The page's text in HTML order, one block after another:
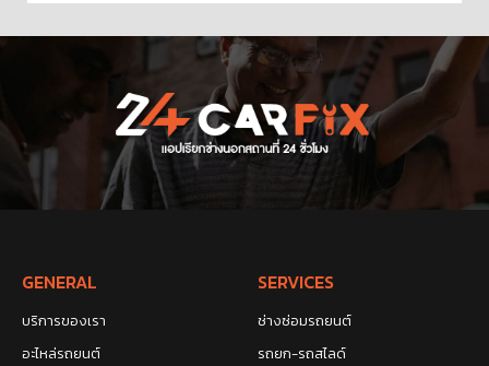
GENERAL
บริการของเรา
อะไหล่รถยนต์
SERVICES
ช่างซ่อมรถยนต์
รถยก-รถสไลด์